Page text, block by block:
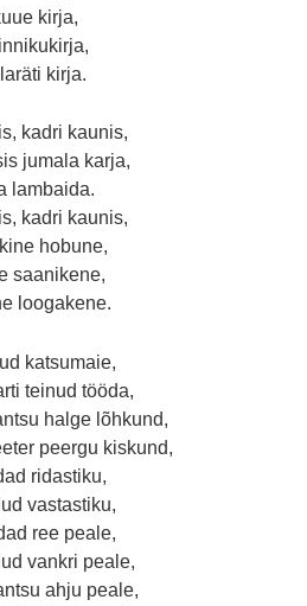
kirja,
kirja.
kadri kaunis,
jumala karja,
lambaida.
kadri kaunis,
hobune,
saanikene,
loogakene.
katsumaie,
teinud tööda,
halge lõhkund,
peergu kiskund,
ridastiku,
vastastiku,
ree peale,
vankri peale,
ahju peale,